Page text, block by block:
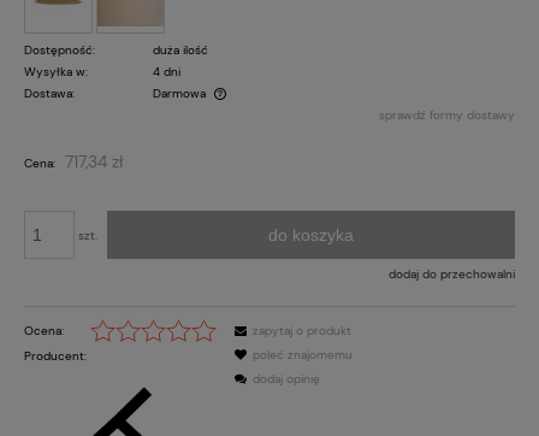
Dostępność:
duża ilość
Wysyłka w:
4 dni
Dostawa:
Darmowa
Cena nie zawiera ewentualnych kosztów płatnościsprawdź formy dostawy
Cena: 717,34 zł
szt. do koszyka
dodaj do przechowalni
Ocena:
Producent:
zapytaj o produkt
poleć znajomemu
dodaj opinię